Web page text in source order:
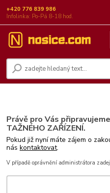
+420 776 839 986
Infolinka: Po-Pá 8-18 hod.
Právě pro Vás
TAŽNÉHO ZAŘÍZENÍ.
Pokud již nyní máte zájem o
náskontaktovat.
V případě oprávnění administrátora